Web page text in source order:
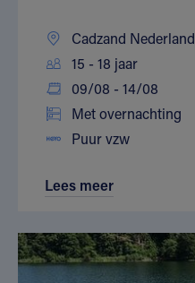
Cadzand Nederland
15 - 18 jaar
09/08 - 14/08
Met overnachting
Puur vzw
Lees meer